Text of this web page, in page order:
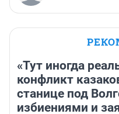
«Тут иногда
конфликт
станице под
избиениями и